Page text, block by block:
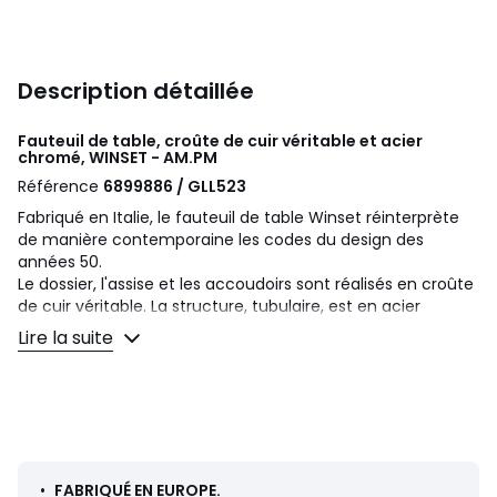
Description détaillée
Fauteuil de table, croûte de cuir véritable et acier
chromé, WINSET - AM.PM
Référence 6899886 / GLL523
Fabriqué en Italie, le fauteuil de table Winset réinterprète
de manière contemporaine les codes du design des
années 50.
Le dossier, l'assise et les accoudoirs sont réalisés en croûte
de cuir véritable. La structure, tubulaire, est en acier
chromé. Un fauteuil de table aussi esthétique que
confortable.
• Structure tubulaire en acier chromé
Lire la suite
• FABRIQUÉ EN EUROPE.